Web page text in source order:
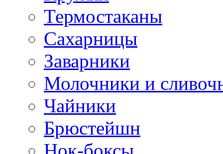
Термостаканы
Сахарницы
Заварники
Молочники и
Чайники
Брюстейшн